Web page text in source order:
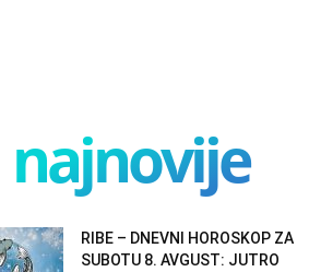
najnovije
RIBE – DNEVNI HOROSKOP ZA
SUBOTU 8. AVGUST: JUTRO